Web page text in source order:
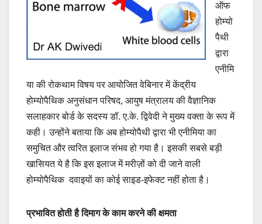
ऑफ
होम्यो
पैथी
द्वारा
एनीमि
या की रोकथाम विषय पर आयोजित वेबिनार में केंद्रीय
होम्योपैथिक अनुसंधान परिषद, आयुष मंत्रालय की वैज्ञानिक
सलाहकार बोर्ड के सदस्य डॉ. ए.के. द्विवेदी ने मुख्य वक्ता के रूप में
कही। उन्होंने बताया कि अब होम्योपैथी द्वारा भी एनीमिया का
समुचित और त्वरित इलाज संभव हो गया है। इसकी सबसे बड़ी
खासियत ये है कि इस इलाज में मरीज़ों को दी जाने वाली
होम्योपैथिक दवाइयों का कोई साइड-इफेक्ट नहीं होता है।
प्रभावित होती है दिमाग के काम करने की क्षमता